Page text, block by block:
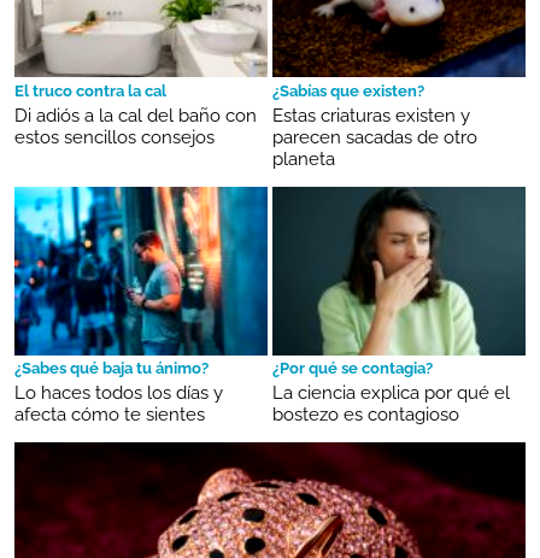
El truco contra la cal
Di adiós a la cal del baño con
estos sencillos consejos
¿Sabías que existen?
Estas criaturas existen y
parecen sacadas de otro
planeta
¿Sabes qué baja tu ánimo?
Lo haces todos los días y
afecta cómo te sientes
¿Por qué se contagia?
La ciencia explica por qué el
bostezo es contagioso